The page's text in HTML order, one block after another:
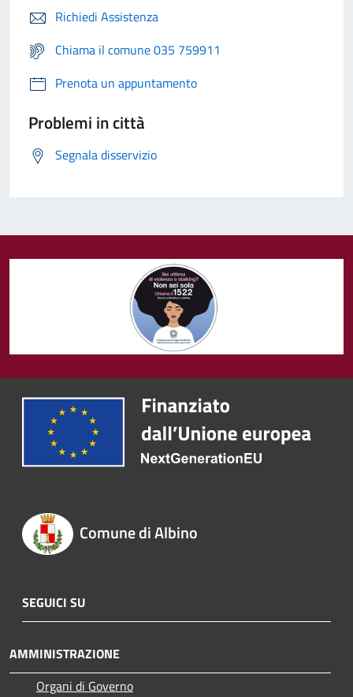
Richiedi Assistenza
Chiama il comune 035 759911
Prenota un appuntamento
Problemi in città
Segnala disservizio
Comune di Albino
SEGUICI SU
AMMINISTRAZIONE
Organi di Governo